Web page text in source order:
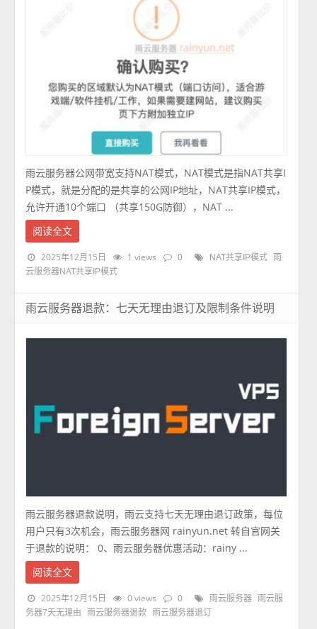
雨云服务器公网带宽支持NAT模式，NAT模式是指NAT共享I
P模式，就是分配的是共享的公网IP地址，NAT共享IP模式，
允许开通10个端口 （共享150G防御），NAT ...
阅读全文
2025年12月15日 1 views 0 NAT共享IP模式
雨
云服务器NAT共享IP模式
雨云服务器退款：七天无理由退订及限制条件说明
雨云服务器退款说明，雨云支持七天无理由退订政策，每位
用户只有3次机会，雨云服务器网 rainyun.net 转自官网关
于退款的说明： 0、雨云服务器优惠活动：rainy ...
阅读全文
2025年12月15日 0 views 0 雨云服务器
雨云服
务器7天无理由
雨云服务器退款 雨云服务器退订